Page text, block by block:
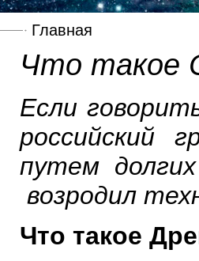
Главная
Что такое
Если
российский
путем
возродил
Что такое